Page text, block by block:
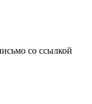
со ссылкой